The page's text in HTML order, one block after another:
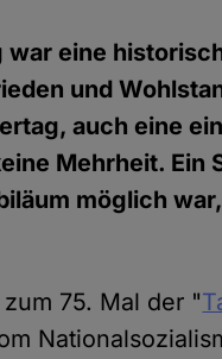
war eine
und
auch eine
Mehrheit. Ein
möglich
75. Mal der "